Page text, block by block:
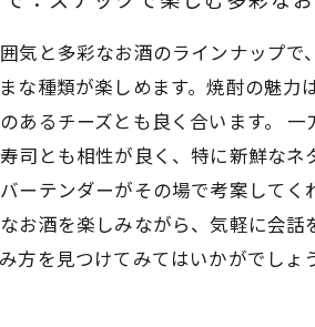
気と多彩なお酒のラインナップ
な種類が楽しめます。焼酎の魅
あるチーズとも良く合います。
司とも相性が良く、特に新鮮な
ーテンダーがその場で考案して
お酒を楽しみながら、気軽に会
方を見つけてみてはいかがでしょ